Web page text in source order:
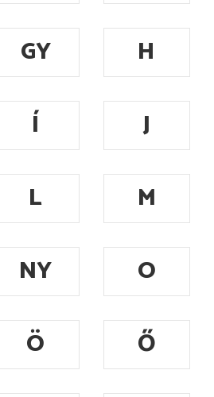
GY
H
Í
J
L
M
NY
O
Ö
Ő